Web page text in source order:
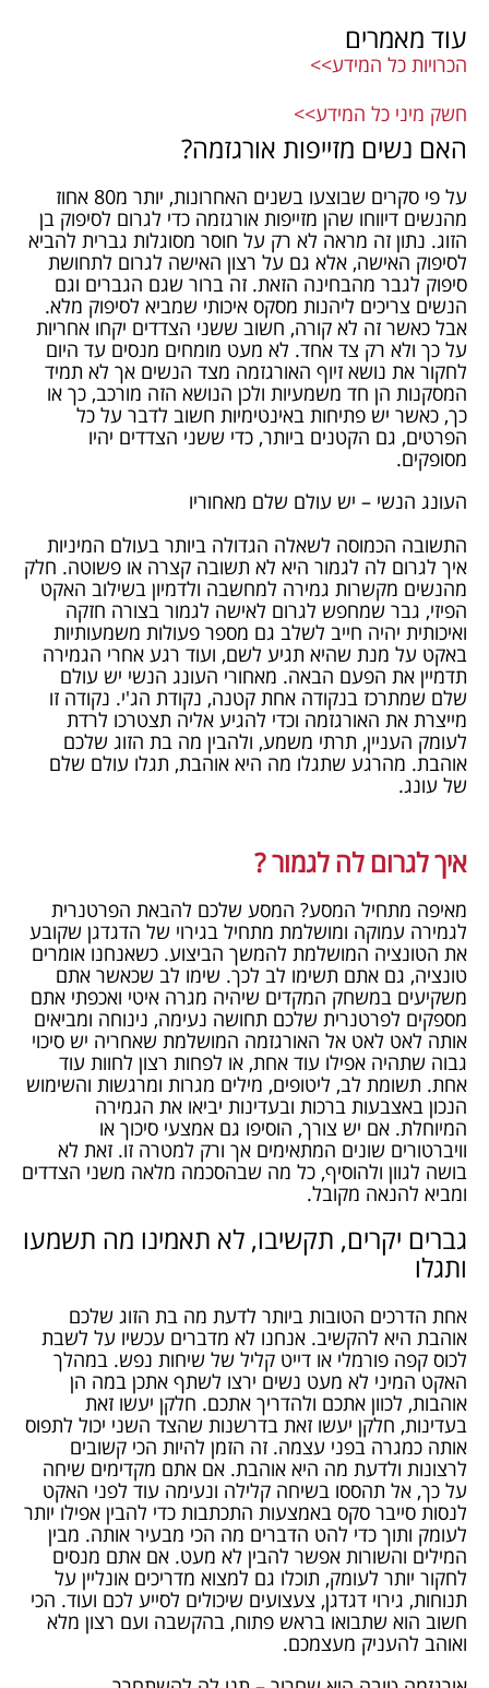
עוד מאמרים
הכרויות כל המידע>>
חשק מיני כל המידע>>
האם נשים מזייפות אורגזמה?
על פי סקרים שבוצעו בשנים האחרונות, יותר מ80 אחוז
מהנשים דיווחו שהן מזייפות אורגזמה כדי לגרום לסיפוק בן
הזוג. נתון זה מראה לא רק על חוסר מסוגלות גברית להביא
לסיפוק האישה, אלא גם על רצון האישה לגרום לתחושת
סיפוק לגבר מהבחינה הזאת. זה ברור שגם הגברים וגם
הנשים צריכים ליהנות מסקס איכותי שמביא לסיפוק מלא.
אבל כאשר זה לא קורה, חשוב ששני הצדדים יקחו אחריות
על כך ולא רק צד אחד. לא מעט מומחים מנסים עד היום
לחקור את נושא זיוף האורגזמה מצד הנשים אך לא תמיד
המסקנות הן חד משמעיות ולכן הנושא הזה מורכב, כך או
כך, כאשר יש פתיחות באינטימיות חשוב לדבר על כל
הפרטים, גם הקטנים ביותר, כדי ששני הצדדים יהיו
מסופקים.
העונג הנשי – יש עולם שלם מאחוריו
התשובה הכמוסה לשאלה הגדולה ביותר בעולם המיניות
איך לגרום לה לגמור היא לא תשובה קצרה או פשוטה. חלק
מהנשים מקשרות גמירה למחשבה ולדמיון בשילוב האקט
הפיזי, גבר שמחפש לגרום לאישה לגמור בצורה חזקה
ואיכותית יהיה חייב לשלב גם מספר פעולות משמעותיות
באקט על מנת שהיא תגיע לשם, ועוד רגע אחרי הגמירה
תדמיין את הפעם הבאה. מאחורי העונג הנשי יש עולם
שלם שמתרכז בנקודה אחת קטנה, נקודת הג'י. נקודה זו
מייצרת את האורגזמה וכדי להגיע אליה תצטרכו לרדת
לעומק העניין, תרתי משמע, ולהבין מה בת הזוג שלכם
אוהבת. מהרגע שתגלו מה היא אוהבת, תגלו עולם שלם
של עונג.
איך לגרום לה לגמור ?
מאיפה מתחיל המסע? המסע שלכם להבאת הפרטנרית
לגמירה עמוקה ומושלמת מתחיל בגירוי של הדגדגן שקובע
את הטונציה המושלמת להמשך הביצוע. כשאנחנו אומרים
טונציה, גם אתם תשימו לב לכך. שימו לב שכאשר אתם
משקיעים במשחק המקדים שיהיה מגרה איטי ואכפתי אתם
מספקים לפרטנרית שלכם תחושה נעימה, נינוחה ומביאים
אותה לאט לאט אל האורגזמה המושלמת שאחריה יש סיכוי
גבוה שתהיה אפילו עוד אחת, או לפחות רצון לחוות עוד
אחת. תשומת לב, ליטופים, מילים מגרות ומרגשות והשימוש
הנכון באצבעות ברכות ובעדינות יביאו את הגמירה
המיוחלת. אם יש צורך, הוסיפו גם אמצעי סיכוך או
וויברטורים שונים המתאימים אך ורק למטרה זו. זאת לא
בושה לגוון ולהוסיף, כל מה שבהסכמה מלאה משני הצדדים
ומביא להנאה מקובל.
גברים יקרים, תקשיבו, לא תאמינו מה תשמעו
ותגלו
אחת הדרכים הטובות ביותר לדעת מה בת הזוג שלכם
אוהבת היא להקשיב. אנחנו לא מדברים עכשיו על לשבת
לכוס קפה פורמלי או דייט קליל של שיחות נפש. במהלך
האקט המיני לא מעט נשים ירצו לשתף אתכן במה הן
אוהבות, לכוון אתכם ולהדריך אתכם. חלקן יעשו זאת
בעדינות, חלקן יעשו זאת בדרשנות שהצד השני יכול לתפוס
אותה כמגרה בפני עצמה. זה הזמן להיות הכי קשובים
לרצונות ולדעת מה היא אוהבת. אם אתם מקדימים שיחה
על כך, אל תהססו בשיחה קלילה ונעימה עוד לפני האקט
לנסות סייבר סקס באמצעות התכתבות כדי להבין אפילו יותר
לעומק ותוך כדי להט הדברים מה הכי מבעיר אותה. מבין
המילים והשורות אפשר להבין לא מעט. אם אתם מנסים
לחקור יותר לעומק, תוכלו גם למצוא מדריכים אונליין על
תנוחות, גירוי דגדגן, צעצועים שיכולים לסייע לכם ועוד. הכי
חשוב הוא שתבואו בראש פתוח, בהקשבה ועם רצון מלא
ואוהב להעניק מעצמכם.